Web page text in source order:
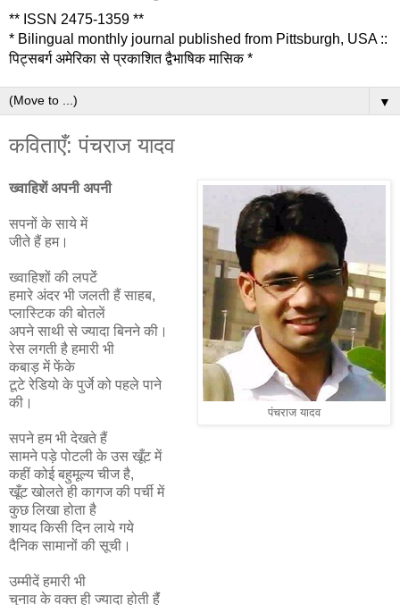
** ISSN 2475-1359 **
* Bilingual monthly journal published from Pittsburgh, USA ::
पिट्सबर्ग अमेरिका से प्रकाशित द्वैभाषिक मासिक *
▼
कविताएँ: पंचराज यादव
पंचराज यादव
ख्वाहिशें अपनी अपनी
सपनों के साये में
जीते हैं हम।
ख्वाहिशों की लपटेंं
हमारे अंदर भी जलती हैं साहब,
प्लास्टिक की बोतलें
अपने साथी से ज्यादा बिनने की।
रेस लगती है हमारी भी
कबाड़ में फेंके
टूटे रेडियो के पुर्जे को पहले पाने
की।
सपने हम भी देखते हैं
सामने पड़े पोटली के उस खूँट में
कहीं कोई बहुमूल्य चीज है,
खूँट खोलते ही कागज की पर्ची में
कुछ लिखा होता है
शायद किसी दिन लाये गये
दैनिक सामानों की सूची।
उम्मीदें हमारी भी
चुनाव के वक्त ही ज्यादा होती हैंं